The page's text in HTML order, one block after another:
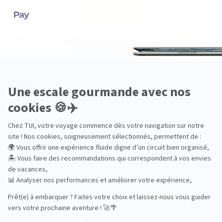
Pourquoi choisir TUI ?
TUI, acteur du
tourisme durable
Des hôtels choisis
avec soin